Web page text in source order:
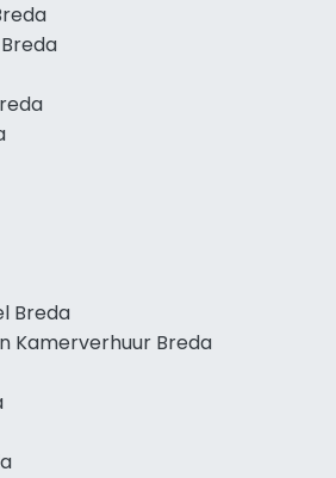
Breda
Kamerverhuur Breda